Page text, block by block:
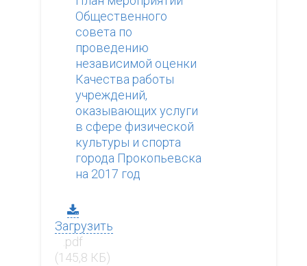
Общественного
совета по
проведению
независимой оценки
Качества работы
учреждений,
оказывающих услуги
в сфере физической
культуры и спорта
города Прокопьевска
на 2017 год
Загрузить
.pdf
(145,8 КБ)